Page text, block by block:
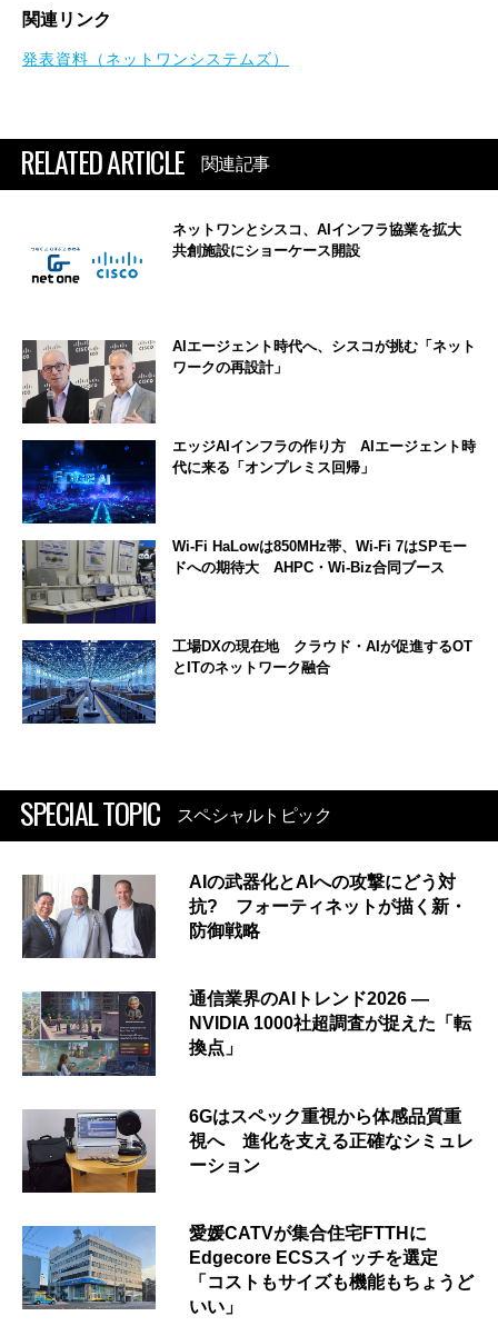
関連リンク
発表資料（ネットワンシステムズ）
RELATED ARTICLE 関連記事
ネットワンとシスコ、AIインフラ協業を拡大
共創施設にショーケース開設
AIエージェント時代へ、シスコが挑む「ネット
ワークの再設計」
エッジAIインフラの作り方 AIエージェント時
代に来る「オンプレミス回帰」
Wi-Fi HaLowは850MHz帯、Wi-Fi 7はSPモー
ドへの期待大 AHPC・Wi-Biz合同ブース
工場DXの現在地 クラウド・AIが促進するOT
とITのネットワーク融合
SPECIAL TOPIC スペシャルトピック
AIの武器化とAIへの攻撃にどう対
抗? フォーティネットが描く新・
防御戦略
通信業界のAIトレンド2026 ―
NVIDIA 1000社超調査が捉えた「転
換点」
6Gはスペック重視から体感品質重
視へ 進化を支える正確なシミュレ
ーション
愛媛CATVが集合住宅FTTHに
Edgecore ECSスイッチを選定
「コストもサイズも機能もちょうど
いい」